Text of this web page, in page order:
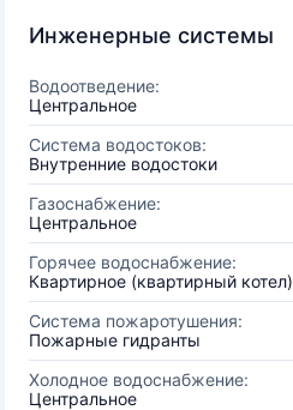
Инженерные системы
Водоотведение:
Центральное
Система водостоков:
Внутренние водостоки
Газоснабжение:
Центральное
Горячее водоснабжение:
Квартирное (квартирный котел)
Система пожаротушения:
Пожарные гидранты
Холодное водоснабжение:
Центральное